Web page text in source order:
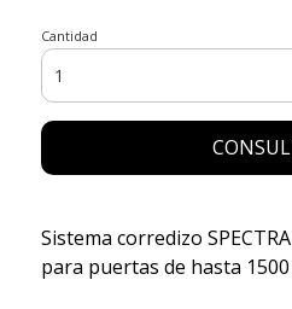
Cantidad
Sistema corredizo
para puertas de hasta